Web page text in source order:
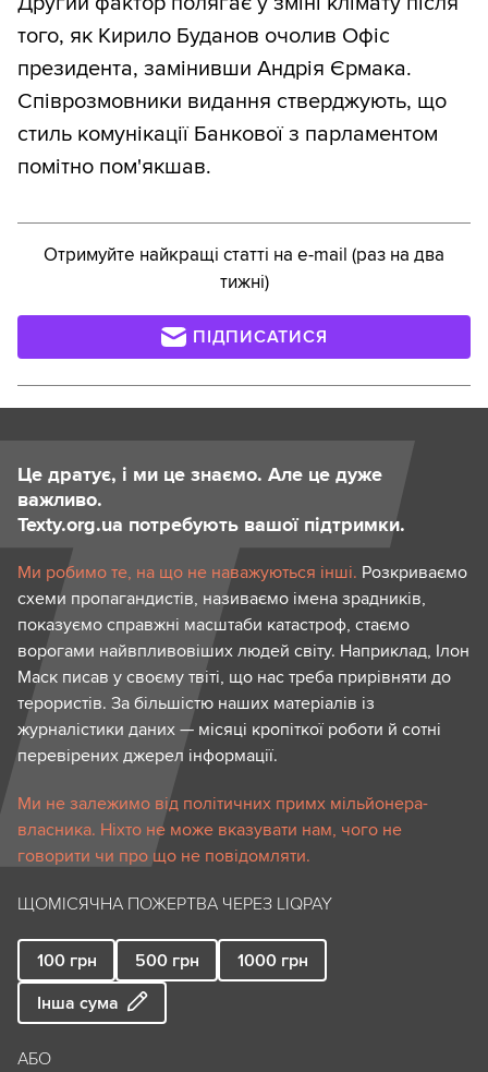
того, як Кирило Буданов очолив Офіс
президента, замінивши Андрія Єрмака.
Співрозмовники видання стверджують, що
стиль комунікації Банкової з парламентом
помітно пом'якшав.
Отримуйте найкращі статті на e-mail (раз на два
тижні)
ПІДПИСАТИСЯ
Це дратує, і ми це знаємо. Але це дуже
важливо.
Texty.org.ua потребують вашої підтримки.
Ми робимо те, на що не наважуються інші. Розкриваємо
схеми пропагандистів, називаємо імена зрадників,
показуємо справжні масштаби катастроф, стаємо
ворогами найвпливовіших людей світу. Наприклад, Ілон
Маск писав у своєму твіті, що нас треба прирівняти до
терористів. За більшістю наших матеріалів із
журналістики даних — місяці кропіткої роботи й сотні
перевірених джерел інформації.
Ми не залежимо від політичних примх мільйонера-
власника. Ніхто не може вказувати нам, чого не
говорити чи про що не повідомляти.
ЩОМІСЯЧНА ПОЖЕРТВА ЧЕРЕЗ LIQPAY
100 грн 500 грн 1000 грн
Інша сума
АБО